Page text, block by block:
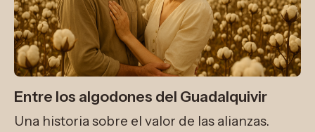
Entre los algodones del Guadalquivir
Una historia sobre el valor de las alianzas.